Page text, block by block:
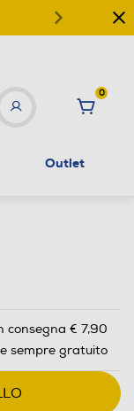
0
Outlet
consegna € 7,90
sempre gratuito